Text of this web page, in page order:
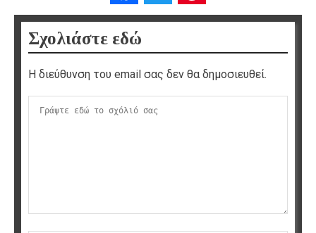
Σχολιάστε εδώ
Η διεύθυνση του email σας δεν θα δημοσιευθεί.